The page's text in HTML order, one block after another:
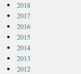
2018
2017
2016
2015
2014
2013
2012